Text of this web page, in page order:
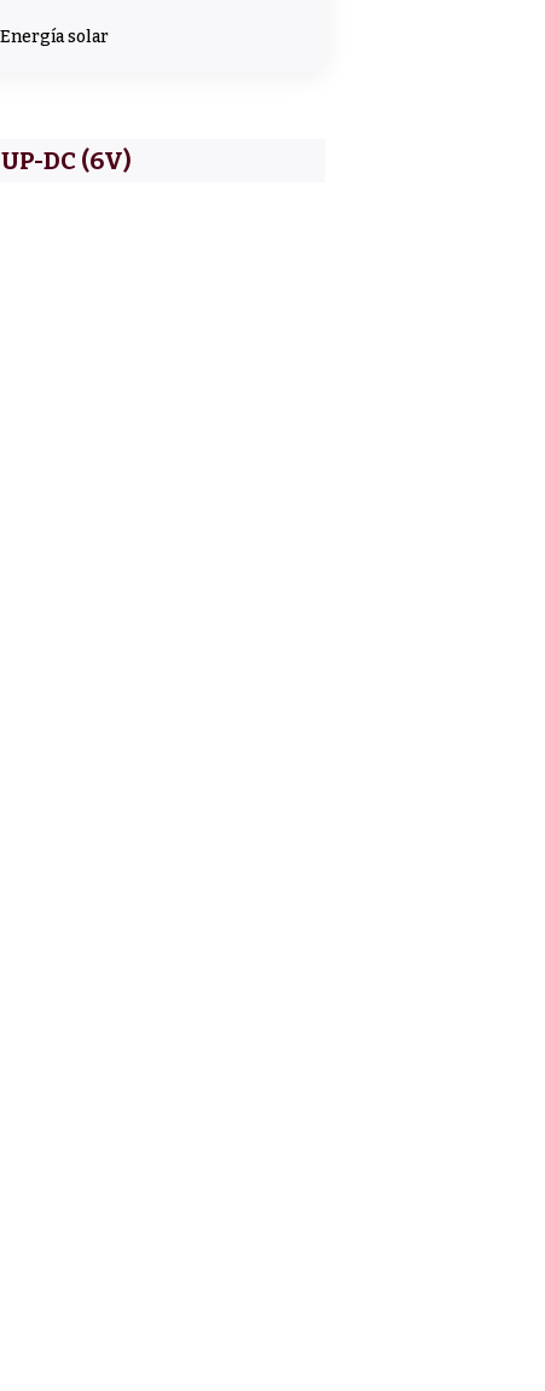
Energía solar
DC (6V)